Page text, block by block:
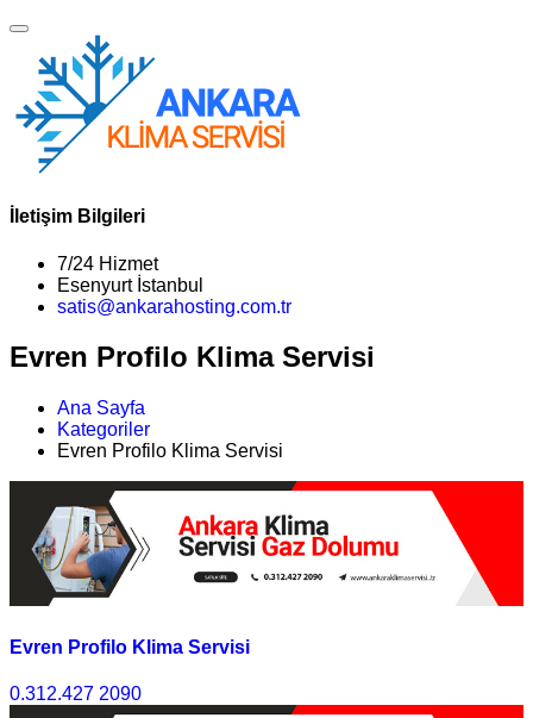
İletişim Bilgileri
7/24 Hizmet
Esenyurt İstanbul
satis@ankarahosting.com.tr
Evren Profilo Klima Servisi
Ana Sayfa
Kategoriler
Evren Profilo Klima Servisi
Evren Profilo Klima Servisi
0.312.427 2090